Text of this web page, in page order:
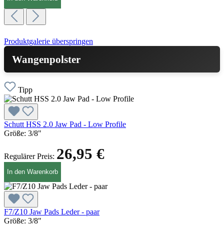
Produktgalerie überspringen
Wangenpolster
Tipp
Schutt HSS 2.0 Jaw Pad - Low Profile
Größe: 3/8"
Regulärer Preis: 26,95 €
In den Warenkorb
F7/Z10 Jaw Pads Leder - paar
Größe: 3/8"